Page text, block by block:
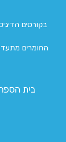
בקורסים
החומרים
בית